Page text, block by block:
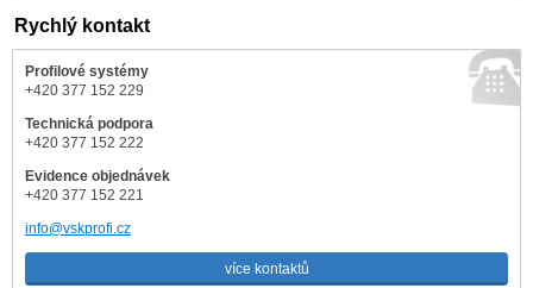
Rychlý kontakt
Profilové systémy
+420 377 152 229
Technická podpora
+420 377 152 222
Evidence objednávek
+420 377 152 221
info@vskprofi.cz
více kontaktů